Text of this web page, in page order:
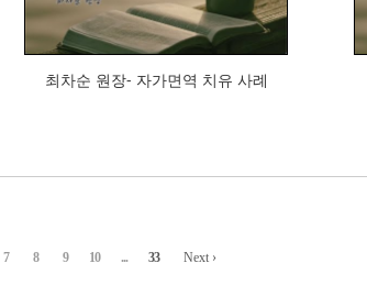
최차순 원장- 자가면역 치유 사례
7 8 9 10 ... 33 Next ›